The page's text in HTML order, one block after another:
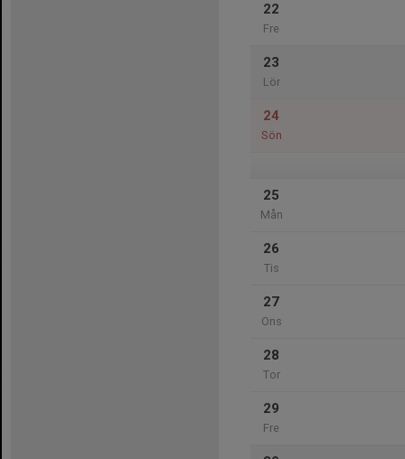
22
Fre
23
Lör
24
Sön
25
Mån
26
Tis
27
Ons
28
Tor
29
Fre